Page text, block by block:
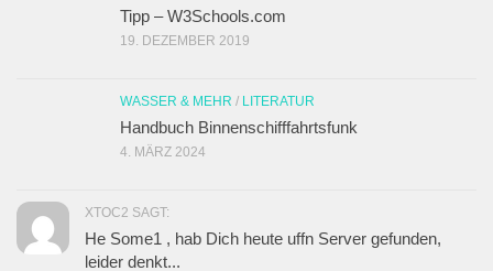
Tipp – W3Schools.com
19. DEZEMBER 2019
WASSER & MEHR / LITERATUR
Handbuch Binnenschifffahrtsfunk
4. MÄRZ 2024
XTOC2 SAGT:
He Some1 , hab Dich heute uffn Server gefunden,
leider denkt...